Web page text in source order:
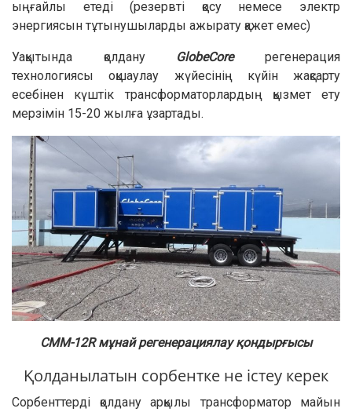
ыңғайлы етеді (резервті қосу немесе электр
энергиясын тұтынушыларды ажырату қажет емес)
Уақытында қолдану GlobeCoreрегенерация
технологиясы оқшаулау жүйесінің күйін жақсарту
есебінен күштік трансформаторлардың қызмет ету
мерзімін 15-20 жылға ұзартады.
CMM-12R мұнай регенерациялау қондырғысы
Қолданылатын сорбентке не істеу керек
Сорбенттерді қолдану арқылы трансформатор майын